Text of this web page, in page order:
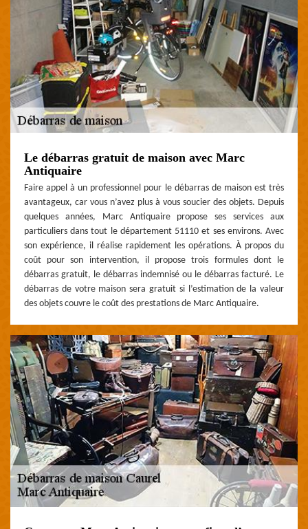
Le débarras gratuit de maison avec Marc
Antiquaire
Faire appel à un professionnel pour le débarras de maison est très
avantageux, car vous n’avez plus à vous soucier des objets. Depuis
quelques années, Marc Antiquaire propose ses services aux
particuliers dans tout le département 51110 et ses environs. Avec
son expérience, il réalise rapidement les opérations. À propos du
coût pour son intervention, il propose trois formules dont le
débarras gratuit, le débarras indemnisé ou le débarras facturé. Le
débarras de votre maison sera gratuit si l’estimation de la valeur
des objets couvre le coût des prestations de Marc Antiquaire.